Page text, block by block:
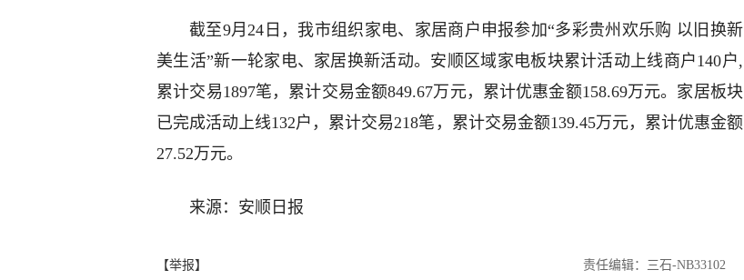
截至9月24日，我市组织家电、家居商户申报参加“多彩贵州欢乐购 以旧换新
美生活”新一轮家电、家居换新活动。安顺区域家电板块累计活动上线商户140户,
累计交易1897笔，累计交易金额849.67万元，累计优惠金额158.69万元。家居板块
已完成活动上线132户，累计交易218笔，累计交易金额139.45万元，累计优惠金额
27.52万元。
来源：安顺日报
【举报】 责任编辑：三石-NB33102